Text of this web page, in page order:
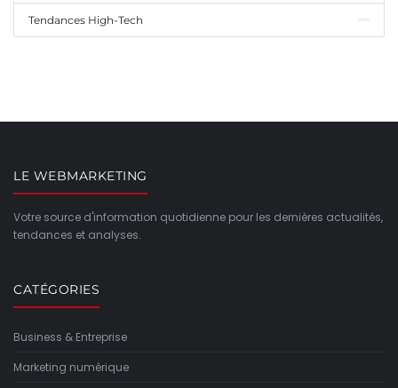
Tendances High-Tech
LE WEBMARKETING
Votre source d'information quotidienne pour les dernières actualités,
tendances et analyses.
CATÉGORIES
Business & Entreprise
Marketing numérique